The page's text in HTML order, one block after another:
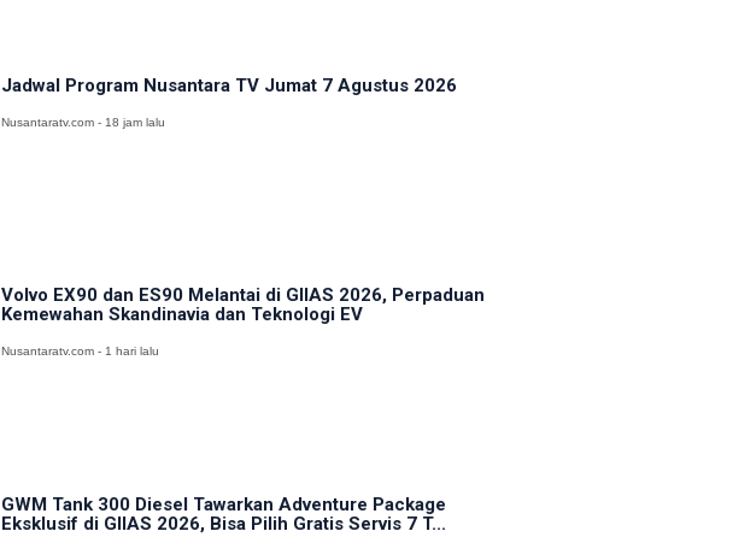
Jadwal Program Nusantara TV Jumat 7 Agustus 2026
Nusantaratv.com - 18 jam lalu
Volvo EX90 dan ES90 Melantai di GIIAS 2026, Perpaduan
Kemewahan Skandinavia dan Teknologi EV
Nusantaratv.com - 1 hari lalu
GWM Tank 300 Diesel Tawarkan Adventure Package
Eksklusif di GIIAS 2026, Bisa Pilih Gratis Servis 7 T...